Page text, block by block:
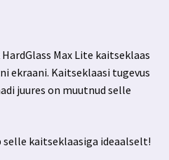
Max Lite kaitseklaas
ekraani. Kaitseklaasi tugevus
juures on muutnud selle
kaitseklaasiga ideaalselt!